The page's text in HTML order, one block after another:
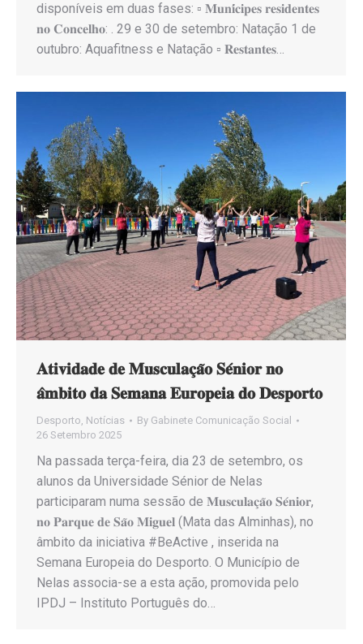
disponíveis em duas fases: ▫︎ 𝐌𝐮𝐧𝐢́𝐜𝐢𝐩𝐞𝐬 𝐫𝐞𝐬𝐢𝐝𝐞𝐧𝐭𝐞𝐬
𝐧𝐨 𝐂𝐨𝐧𝐜𝐞𝐥𝐡𝐨: . 29 e 30 de setembro: Natação 1 de
outubro: Aquafitness e Natação ▫︎ 𝐑𝐞𝐬𝐭𝐚𝐧𝐭𝐞𝐬…
𝐀𝐭𝐢𝐯𝐢𝐝𝐚𝐝𝐞 𝐝𝐞 𝐌𝐮𝐬𝐜𝐮𝐥𝐚𝐜̧𝐚̃𝐨 𝐒𝐞́𝐧𝐢𝐨𝐫 𝐧𝐨
𝐚̂𝐦𝐛𝐢𝐭𝐨 𝐝𝐚 𝐒𝐞𝐦𝐚𝐧𝐚 𝐄𝐮𝐫𝐨𝐩𝐞𝐢𝐚 𝐝𝐨 𝐃𝐞𝐬𝐩𝐨𝐫𝐭𝐨
Desporto Notícias By Gabinete Comunicação Social
26 Setembro 2025
Na passada terça-feira, dia 23 de setembro, os
alunos da Universidade Sénior de Nelas
participaram numa sessão de 𝐌𝐮𝐬𝐜𝐮𝐥𝐚𝐜̧𝐚̃𝐨 𝐒𝐞́𝐧𝐢𝐨𝐫,
𝐧𝐨 𝐏𝐚𝐫𝐪𝐮𝐞 𝐝𝐞 𝐒𝐚̃𝐨 𝐌𝐢𝐠𝐮𝐞𝐥 (Mata das Alminhas), no
âmbito da iniciativa #BeActive , inserida na
Semana Europeia do Desporto. O Município de
Nelas associa-se a esta ação, promovida pelo
IPDJ – Instituto Português do…